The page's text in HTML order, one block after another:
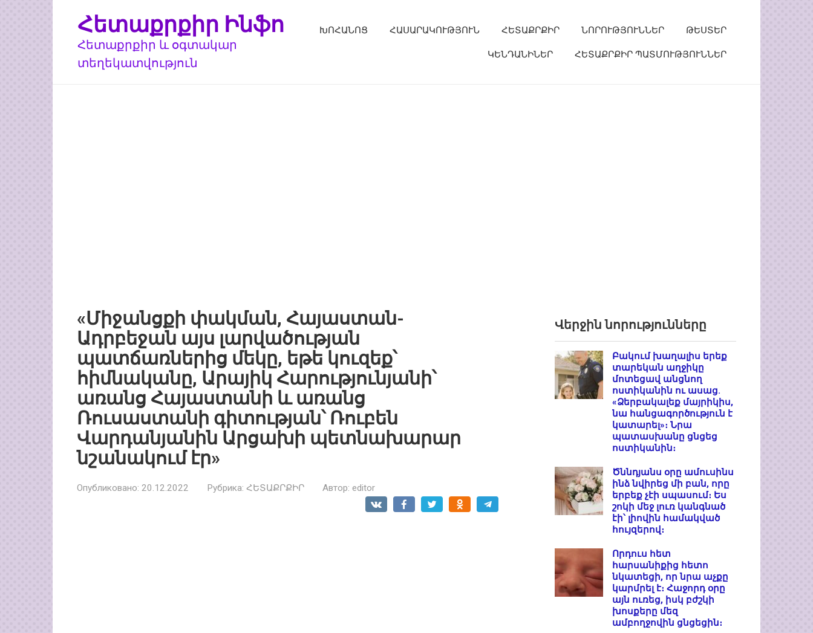
Հետաքրքիր Ինֆո
Հետաքրքիր և օգտակար
տեղեկատվություն
ԽՈՀԱՆՈՑ ՀԱՍԱՐԱԿՈՒԹՅՈՒՆ ՀԵՏԱՔՐՔԻՐ ՆՈՐՈՒԹՅՈՒՆՆԵՐ ԹԵՍՏԵՐ
ԿԵՆԴԱՆԻՆԵՐ ՀԵՏԱՔՐՔԻՐ ՊԱՏՄՈՒԹՅՈՒՆՆԵՐ
«Միջանցքի փակման, Հայաստան-
Ադրբեջան այս լարվածության
պատճառներից մեկը, եթե կուզեք՝
հիմնականը, Արայիկ Հարությունյանի՝
առանց Հայաստանի և առանց
Ռուսաստանի գիտության՝ Ռուբեն
Վարդանյանին Արցախի պետնախարար
նշանակում էր»
Опубликовано: 20.12.2022 Рубрика: ՀԵՏԱՔՐՔԻՐ Автор: editor
Վերջին նորությունները
Բակում խաղալիս երեք
տարեկան աղջիկը
մոտեցավ անցնող
ոստիկանին ու ասաց.
«Ձերբակալեք մայրիկիս,
նա հանցագործություն է
կատարել»։ Նրա
պատասխանը ցնցեց
ոստիկանին։
Ծննդյանս օրը ամուսինս
ինձ նվիրեց մի բան, որը
երբեք չէի սպասում։ Ես
շոկի մեջ լուռ կանգնած
էի՝ լիովին համակված
հույզերով։
Որդուս հետ
հարսանիքից հետո
նկատեցի, որ նրա աչքը
կարմրել է։ Հաջորդ օրը
այն ուռեց, իսկ բժշկի
խոսքերը մեզ
ամբողջովին ցնցեցին։